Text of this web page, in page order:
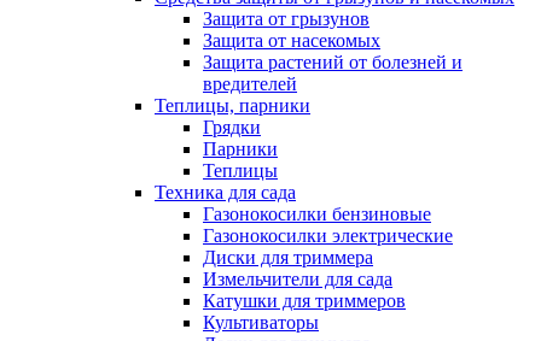
Защита от грызунов
Защита от насекомых
Защита растений от болезней и
вредителей
Теплицы, парники
Грядки
Парники
Теплицы
Техника для сада
Газонокосилки бензиновые
Газонокосилки электрические
Диски для триммера
Измельчители для сада
Катушки для триммеров
Культиваторы